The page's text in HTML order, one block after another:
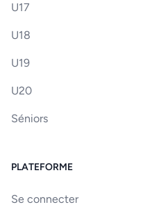
U17
U18
U19
U20
Séniors
PLATEFORME
Se connecter